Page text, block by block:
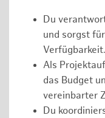
Du
und sorgst
Verfügbarkeit.
Als
das Budget
vereinbarter
Du